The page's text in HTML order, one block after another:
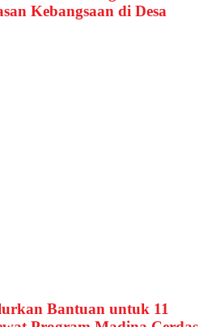
Kebangsaan di Desa
Bantuan untuk 11